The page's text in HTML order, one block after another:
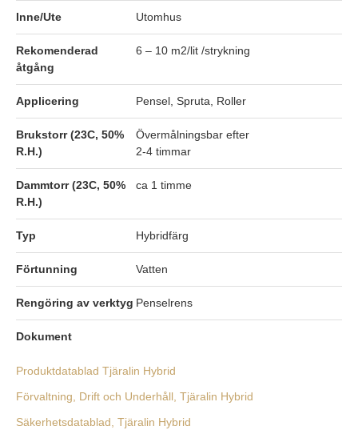
Inne/Ute Utomhus
Rekomenderad
åtgång
6 – 10 m2/lit /strykning
Applicering Pensel, Spruta, Roller
Brukstorr (23C, 50%
R.H.)
Övermålningsbar efter
2-4 timmar
Dammtorr (23C, 50%
R.H.)
ca 1 timme
Typ Hybridfärg
Förtunning Vatten
Rengöring av verktyg Penselrens
Dokument
Produktdatablad Tjäralin Hybrid
Förvaltning, Drift och Underhåll, Tjäralin Hybrid
Säkerhetsdatablad, Tjäralin Hybrid